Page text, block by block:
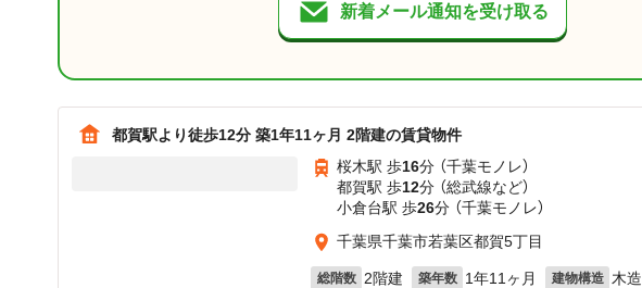
新着メール通知を受け取る
都賀駅より徒歩12分 築1年11ヶ月 2階建の賃貸物件
桜木駅 歩16分 （千葉モノレ）
都賀駅 歩12分 （総武線など）
小倉台駅 歩26分 （千葉モノレ）
千葉県千葉市若葉区都賀5丁目
総階数 2階建 築年数 1年11ヶ月 建物構造 木造